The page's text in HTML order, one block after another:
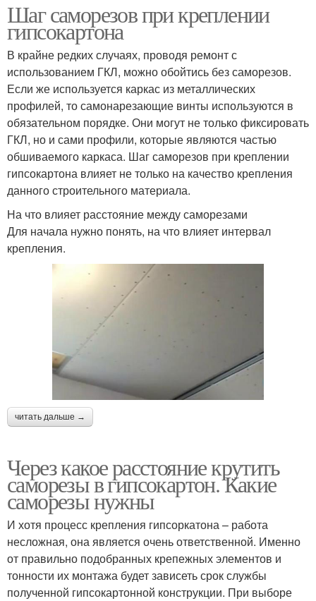
Шаг саморезов при креплении
гипсокартона
В крайне редких случаях, проводя ремонт с
использованием ГКЛ, можно обойтись без саморезов.
Если же используется каркас из металлических
профилей, то самонарезающие винты используются в
обязательном порядке. Они могут не только фиксировать
ГКЛ, но и сами профили, которые являются частью
обшиваемого каркаса. Шаг саморезов при креплении
гипсокартона влияет не только на качество крепления
данного строительного материала.
На что влияет расстояние между саморезами
Для начала нужно понять, на что влияет интервал
крепления.
читать дальше →
Через какое расстояние крутить
саморезы в гипсокартон. Какие
саморезы нужны
И хотя процесс крепления гипсоркатона – работа
несложная, она является очень ответственной. Именно
от правильно подобранных крепежных элементов и
тонности их монтажа будет зависеть срок службы
полученной гипсокартонной конструкции. При выборе